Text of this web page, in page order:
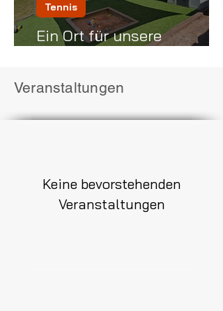
Ein Ort für unsere
Tennis
Veranstaltungen
Keine bevorstehenden
Veranstaltungen